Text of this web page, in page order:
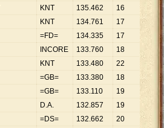
KNT 135.462 16
466
KNT 134.761 17
=FD= 134.335 17 . 902
INCORE 133.760 18
431
KNT 133.480 22
067
=GB= 133.380 18
410
=GB= 133.110 19 7
D.A. 132.857 19
992
=DS= 132.662 20 6.
633